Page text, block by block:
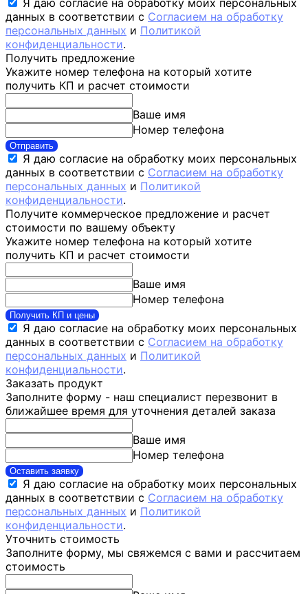
Я даю согласие на обработку моих персональных
данных в соответствии с Согласием на обработку
персональных данных и Политикой
конфиденциальности.
Получить предложение
Укажите номер телефона на который хотите
получить КП и расчет стоимости
Ваше имя
Номер телефона
Отправить
Я даю согласие на обработку моих персональных
данных в соответствии с Согласием на обработку
персональных данных и Политикой
конфиденциальности.
Получите коммерческое предложение и расчет
стоимости по вашему объекту
Укажите номер телефона на который хотите
получить КП и расчет стоимости
Ваше имя
Номер телефона
Получить КП и цены
Я даю согласие на обработку моих персональных
данных в соответствии с Согласием на обработку
персональных данных и Политикой
конфиденциальности.
Заказать продукт
Заполните форму - наш специалист перезвонит в
ближайшее время для уточнения деталей заказа
Ваше имя
Номер телефона
Оставить заявку
Я даю согласие на обработку моих персональных
данных в соответствии с Согласием на обработку
персональных данных и Политикой
конфиденциальности.
Уточнить стоимость
Заполните форму, мы свяжемся с вами и рассчитаем
стоимость